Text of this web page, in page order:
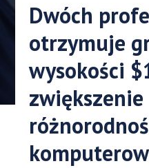
Dwóch
otrzymuje
wysokości
zwiększenie